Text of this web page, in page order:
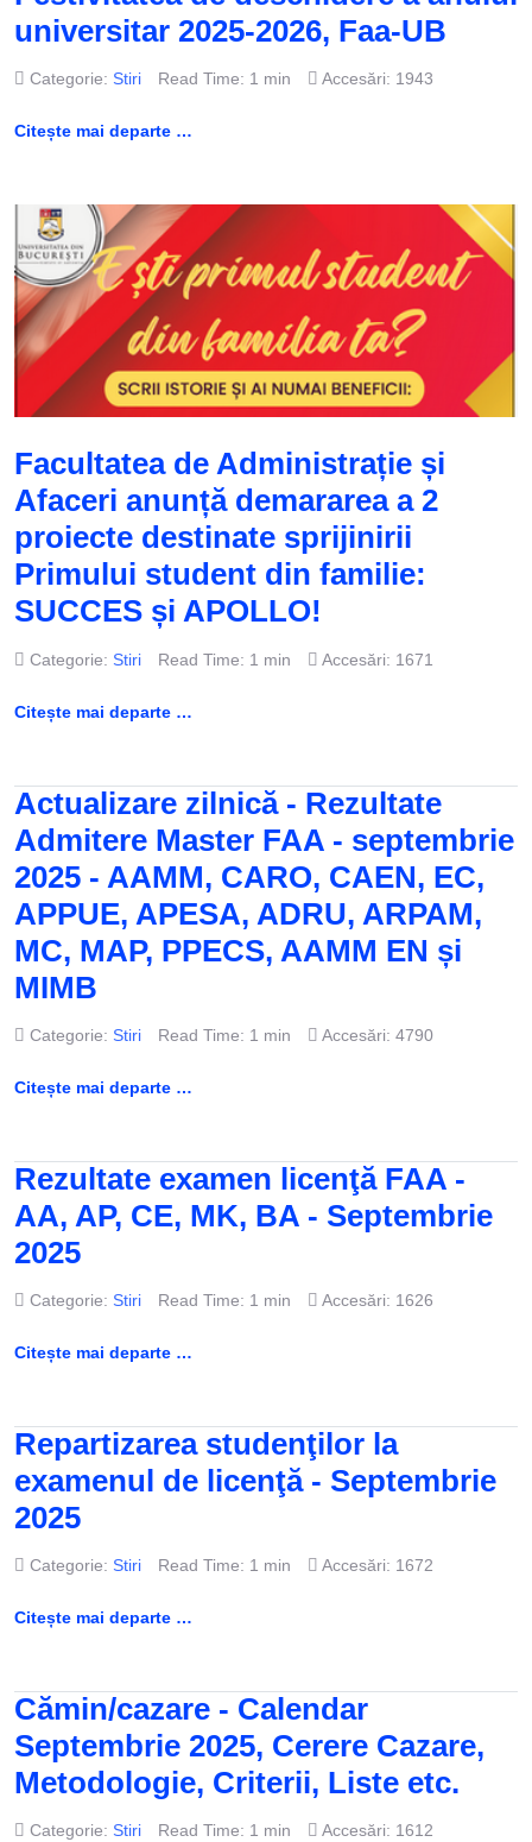
universitar 2025-2026, Faa-UB
Categorie: Stiri Read Time: 1 min Accesări: 1943
Citește mai departe …
Facultatea de Administrație și
Afaceri anunță demararea a 2
proiecte destinate sprijinirii
Primului student din familie:
SUCCES și APOLLO!
Categorie: Stiri Read Time: 1 min Accesări: 1671
Citește mai departe …
Actualizare zilnică - Rezultate
Admitere Master FAA - septembrie
2025 - AAMM, CARO, CAEN, EC,
APPUE, APESA, ADRU, ARPAM,
MC, MAP, PPECS, AAMM EN și
MIMB
Categorie: Stiri Read Time: 1 min Accesări: 4790
Citește mai departe …
Rezultate examen licenţă FAA -
AA, AP, CE, MK, BA - Septembrie
2025
Categorie: Stiri Read Time: 1 min Accesări: 1626
Citește mai departe …
Repartizarea studenţilor la
examenul de licenţă - Septembrie
2025
Categorie: Stiri Read Time: 1 min Accesări: 1672
Citește mai departe …
Cămin/cazare - Calendar
Septembrie 2025, Cerere Cazare,
Metodologie, Criterii, Liste etc.
Categorie: Stiri Read Time: 1 min Accesări: 1612